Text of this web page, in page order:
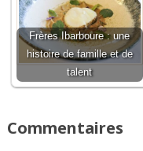
Frères Ibarboure : une
histoire de famille et de
talent
Commentaires